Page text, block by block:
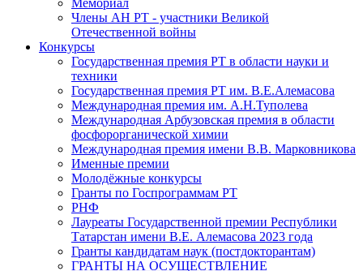
Члены АН РТ - участники Великой
Отечественной войны
Конкурсы
Государственная премия РТ в области науки и
техники
Государственная премия РТ им. В.Е.Алемасова
Международная премия им. А.Н.Туполева
Международная Арбузовская премия в области
фосфорорганической химии
Международная премия имени В.В. Марковникова
Именные премии
Молодёжные конкурсы
Гранты по Госпрограммам РТ
РНФ
Лауреаты Государственной премии Республики
Татарстан имени В.Е. Алемасова 2023 года
Гранты кандидатам наук (постдокторантам)
ГРАНТЫ НА ОСУЩЕСТВЛЕНИЕ